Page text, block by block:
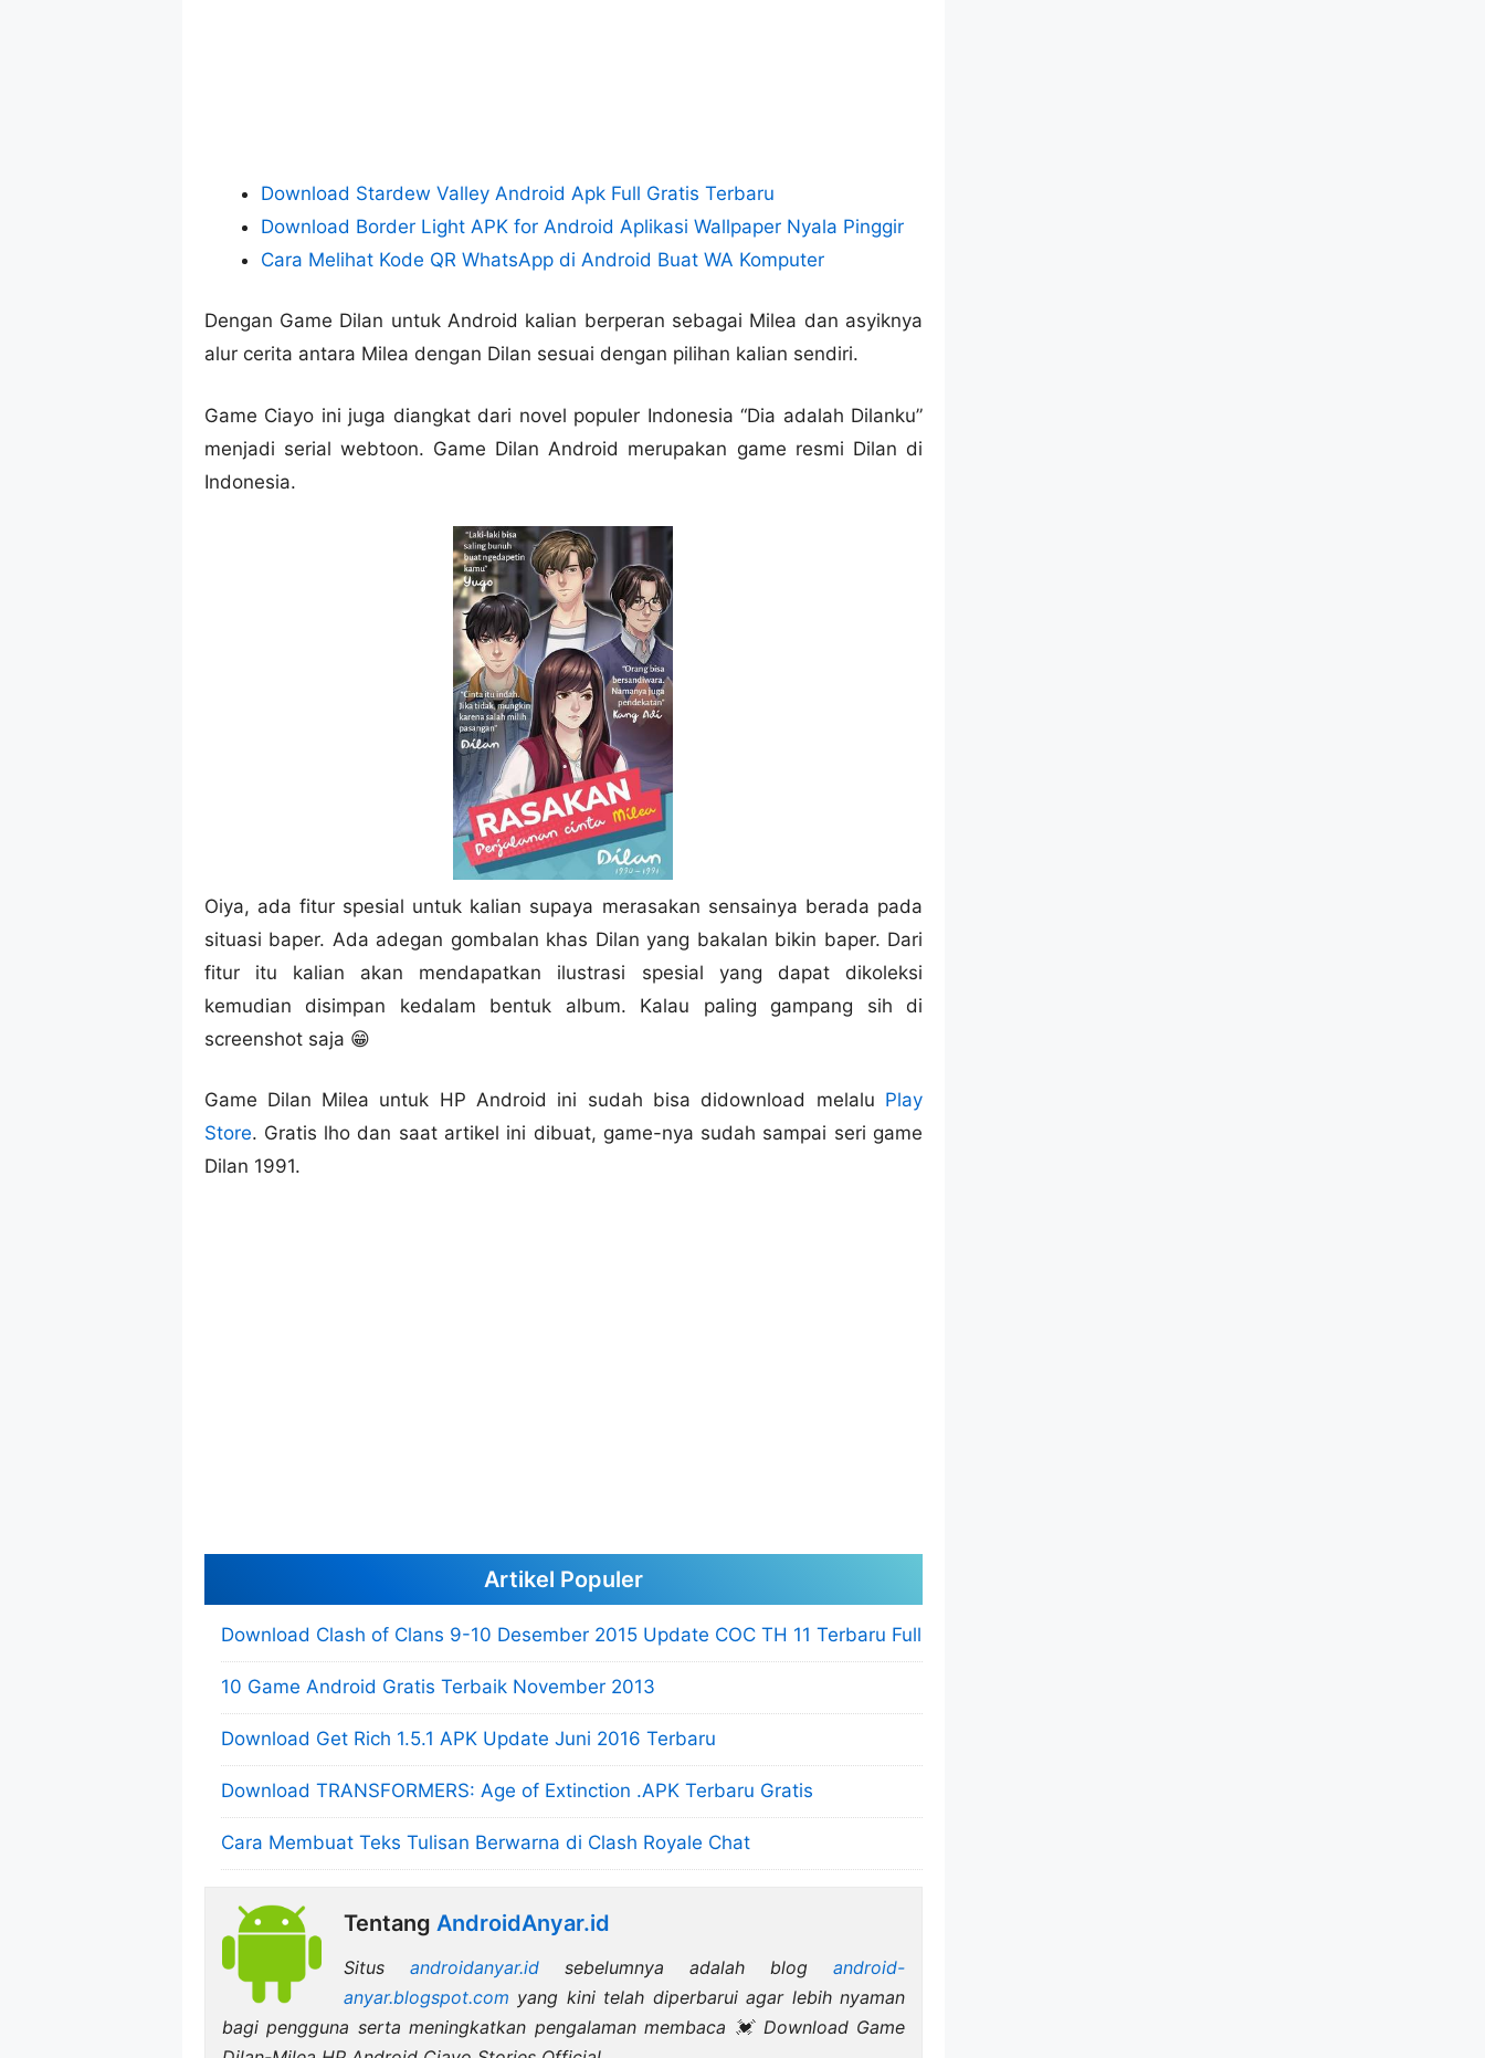
Download Stardew Valley Android Apk Full Gratis Terbaru
Download Border Light APK for Android Aplikasi Wallpaper Nyala Pinggir
Cara Melihat Kode QR WhatsApp di Android Buat WA Komputer
Dengan Game Dilan untuk Android kalian berperan sebagai Milea dan asyiknya
alur cerita antara Milea dengan Dilan sesuai dengan pilihan kalian sendiri.
Game Ciayo ini juga diangkat dari novel populer Indonesia “Dia adalah Dilanku”
menjadi serial webtoon. Game Dilan Android merupakan game resmi Dilan di
Indonesia.
Oiya, ada fitur spesial untuk kalian supaya merasakan sensainya berada pada
situasi baper. Ada adegan gombalan khas Dilan yang bakalan bikin baper. Dari
fitur itu kalian akan mendapatkan ilustrasi spesial yang dapat dikoleksi
kemudian disimpan kedalam bentuk album. Kalau paling gampang sih di
screenshot saja 😁
Game Dilan Milea untuk HP Android ini sudah bisa didownload melalu Play
Store. Gratis lho dan saat artikel ini dibuat, game-nya sudah sampai seri game
Dilan 1991.
Artikel Populer
Download Clash of Clans 9-10 Desember 2015 Update COC TH 11 Terbaru Full
10 Game Android Gratis Terbaik November 2013
Download Get Rich 1.5.1 APK Update Juni 2016 Terbaru
Download TRANSFORMERS: Age of Extinction .APK Terbaru Gratis
Cara Membuat Teks Tulisan Berwarna di Clash Royale Chat
Tentang AndroidAnyar.id
Situs androidanyar.idsebelumnya adalah blogandroid-
anyar.blogspot.com yang kini telah diperbarui agar lebih nyaman
bagi pengguna serta meningkatkan pengalaman membaca 💓 Download Game